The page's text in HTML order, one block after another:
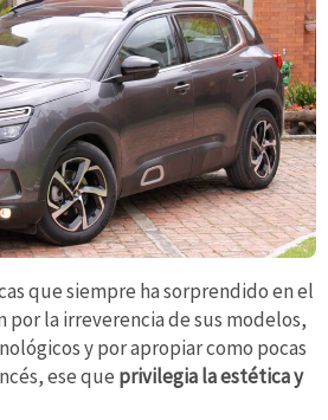
que siempre ha sorprendido en el
la irreverencia de sus modelos,
y por apropiar como pocas
ese que privilegia la estética y